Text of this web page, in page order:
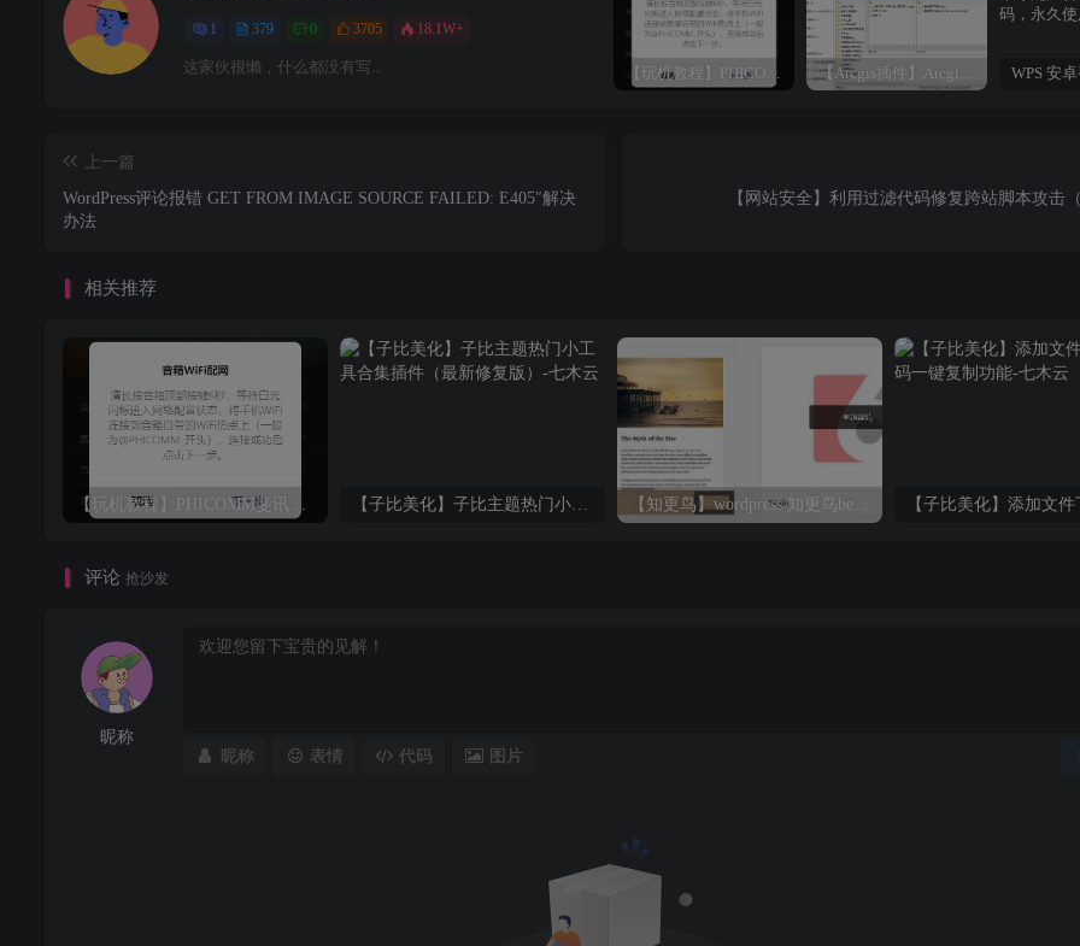
1 379 0 3705 18.1W+
这家伙很懒，什么都没有写... 【玩机教程】PHICOMM斐讯R1音响免拆免Root完美复活 【Arcgis插件】Arcgis符号库大全（打包下载）
上一篇
WordPress评论报错 GET FROM IMAGE SOURCE FAILED: E405″解决
办法
【网站安全】利用过滤代码修复跨站脚本攻击
相关推荐
评论 抢沙发
昵称
昵称 表情 代码 图片